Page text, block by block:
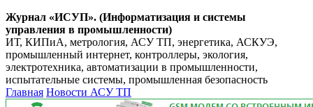
Журнал «ИСУП». (Информатизация и системы
управления в промышленности)
ИТ, КИПиА, метрология, АСУ ТП, энергетика, АСКУЭ,
промышленный интернет, контроллеры, экология,
электротехника, автоматизации в промышленности,
испытательные системы, промышленная безопасность
Главная Новости АСУ ТП